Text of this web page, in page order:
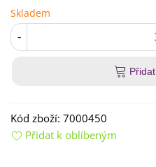
Skladem
-
Kód zboží: 7000450
Přidat k oblíbeným